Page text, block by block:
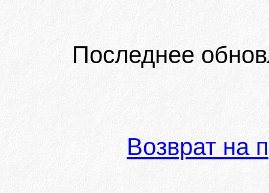
Последнее
Возврат на